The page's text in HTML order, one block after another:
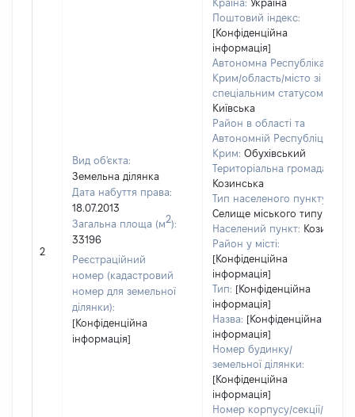
2
Вид об'єкта:
Земельна ділянка
Дата набуття права:
18.07.2013
Загальна площа (м2):
33196
Реєстраційний
номер (кадастровий
номер для земельної
ділянки):
[Конфіденційна
інформація]
Країна: Україна
Поштовий індекс:
[Конфіденційна
інформація]
Автономна Республіка
Крим/область/місто зі
спеціальним статусом:
Київська
Район в області та
Автономній Республіці
Крим: Обухівський
Територіальна громада:
Козинська
Тип населеного пункту:
Селище міського типу
Населений пункт: Козин
Район у місті:
[Конфіденційна
інформація]
Тип: [Конфіденційна
інформація]
Назва: [Конфіденційна
інформація]
Номер будинку/
земельної ділянки:
[Конфіденційна
інформація]
Номер корпусу/секції/